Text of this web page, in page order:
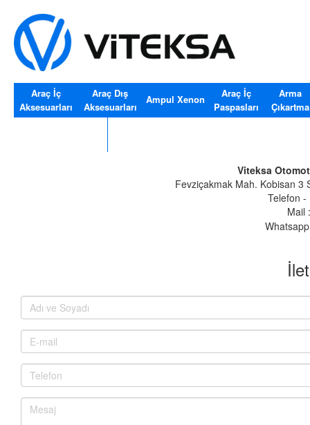
Araç İç
Aksesuarları
Araç Dış
Aksesuarları
Ampul Xenon
Araç İç
Paspasları
Arma
Çıkartma
Viteksa
Fevziçakmak Mah. Kobisan 3
Telefon -
Mail